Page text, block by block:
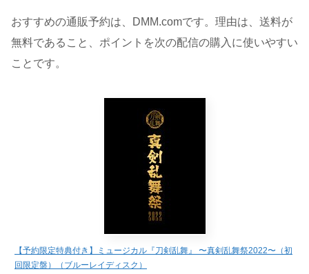
おすすめの通販予約は、DMM.comです。理由は、送料が
無料であること、ポイントを次の配信の購入に使いやすい
ことです。
【予約限定特典付き】ミュージカル『刀剣乱舞』 〜真剣乱舞祭2022〜（初
回限定盤）（ブルーレイディスク）